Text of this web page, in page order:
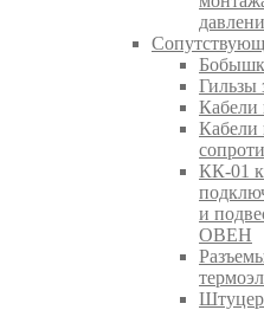
Кабели
КК-01
и
ОВЕН